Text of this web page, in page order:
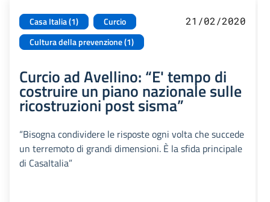
Casa Italia (1)
Curcio
Cultura della prevenzione (1)
21/02/2020
Curcio ad Avellino: “E' tempo di
costruire un piano nazionale sulle
ricostruzioni post sisma”
“Bisogna condividere le risposte ogni volta che succede
un terremoto di grandi dimensioni. È la sfida principale
di CasaItalia”